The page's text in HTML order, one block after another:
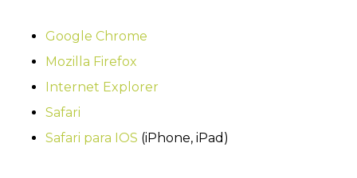
Google Chrome
Mozilla Firefox
Internet Explorer
Safari
Safari para IOS (iPhone, iPad)